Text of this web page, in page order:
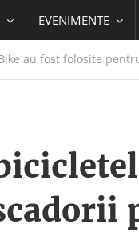
EVENIMENTE
au fost folosite